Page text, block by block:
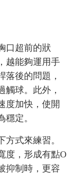
口超前的狀
越能夠運用手
落後的問題，
觸球。此外，
度加快，使開
定。
式來練習。
度，形成有點O
抑制時，更容